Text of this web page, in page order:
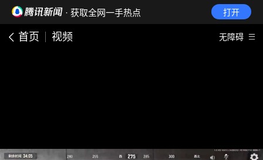
· 获取全网一手热点 打开
首页 视频 无障碍